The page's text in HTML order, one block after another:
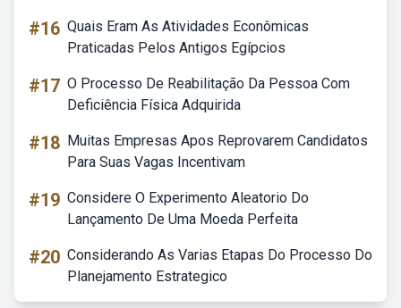
#16 Quais Eram As Atividades Econômicas
Praticadas Pelos Antigos Egípcios
#17 O Processo De Reabilitação Da Pessoa Com
Deficiência Física Adquirida
#18 Muitas Empresas Apos Reprovarem Candidatos
Para Suas Vagas Incentivam
#19 Considere O Experimento Aleatorio Do
Lançamento De Uma Moeda Perfeita
#20 Considerando As Varias Etapas Do Processo Do
Planejamento Estrategico